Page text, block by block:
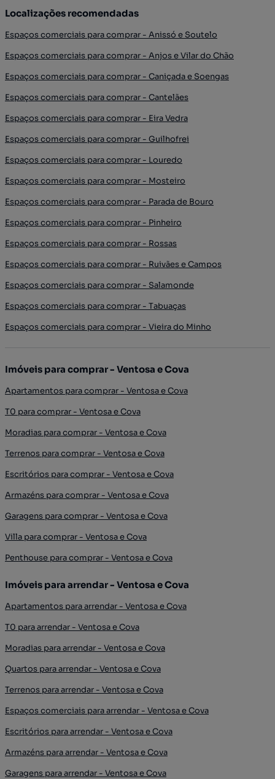
Localizações recomendadas
Espaços comerciais para comprar - Anissó e Soutelo
Espaços comerciais para comprar - Anjos e Vilar do Chão
Espaços comerciais para comprar - Caniçada e Soengas
Espaços comerciais para comprar - Cantelães
Espaços comerciais para comprar - Eira Vedra
Espaços comerciais para comprar - Guilhofrei
Espaços comerciais para comprar - Louredo
Espaços comerciais para comprar - Mosteiro
Espaços comerciais para comprar - Parada de Bouro
Espaços comerciais para comprar - Pinheiro
Espaços comerciais para comprar - Rossas
Espaços comerciais para comprar - Ruivães e Campos
Espaços comerciais para comprar - Salamonde
Espaços comerciais para comprar - Tabuaças
Espaços comerciais para comprar - Vieira do Minho
Imóveis para comprar - Ventosa e Cova
Apartamentos para comprar - Ventosa e Cova
T0 para comprar - Ventosa e Cova
Moradias para comprar - Ventosa e Cova
Terrenos para comprar - Ventosa e Cova
Escritórios para comprar - Ventosa e Cova
Armazéns para comprar - Ventosa e Cova
Garagens para comprar - Ventosa e Cova
Villa para comprar - Ventosa e Cova
Penthouse para comprar - Ventosa e Cova
Imóveis para arrendar - Ventosa e Cova
Apartamentos para arrendar - Ventosa e Cova
T0 para arrendar - Ventosa e Cova
Moradias para arrendar - Ventosa e Cova
Quartos para arrendar - Ventosa e Cova
Terrenos para arrendar - Ventosa e Cova
Espaços comerciais para arrendar - Ventosa e Cova
Escritórios para arrendar - Ventosa e Cova
Armazéns para arrendar - Ventosa e Cova
Garagens para arrendar - Ventosa e Cova